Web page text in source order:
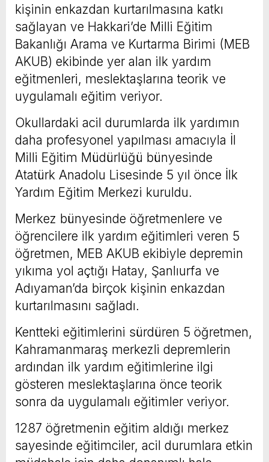
kişinin enkazdan kurtarılmasına katkı
sağlayan ve Hakkari’de Milli Eğitim
Bakanlığı Arama ve Kurtarma Birimi (MEB
AKUB) ekibinde yer alan ilk yardım
eğitmenleri, meslektaşlarına teorik ve
uygulamalı eğitim veriyor.
Okullardaki acil durumlarda ilk yardımın
daha profesyonel yapılması amacıyla İl
Milli Eğitim Müdürlüğü bünyesinde
Atatürk Anadolu Lisesinde 5 yıl önce İlk
Yardım Eğitim Merkezi kuruldu.
Merkez bünyesinde öğretmenlere ve
öğrencilere ilk yardım eğitimleri veren 5
öğretmen, MEB AKUB ekibiyle depremin
yıkıma yol açtığı Hatay, Şanlıurfa ve
Adıyaman’da birçok kişinin enkazdan
kurtarılmasını sağladı.
Kentteki eğitimlerini sürdüren 5 öğretmen,
Kahramanmaraş merkezli depremlerin
ardından ilk yardım eğitimlerine ilgi
gösteren meslektaşlarına önce teorik
sonra da uygulamalı eğitimler veriyor.
1287 öğretmenin eğitim aldığı merkez
sayesinde eğitimciler, acil durumlara etkin